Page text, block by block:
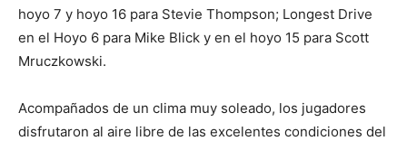
hoyo 7 y hoyo 16 para Stevie Thompson; Longest Drive
en el Hoyo 6 para Mike Blick y en el hoyo 15 para Scott
Mruczkowski.
Acompañados de un clima muy soleado, los jugadores
disfrutaron al aire libre de las excelentes condiciones del